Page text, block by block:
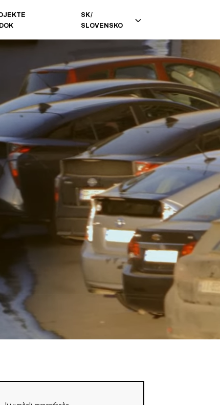
SK/
SLOVENSKO